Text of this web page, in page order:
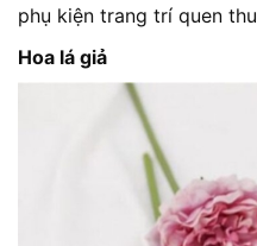
phụ kiện trang trí quen
Hoa lá giả